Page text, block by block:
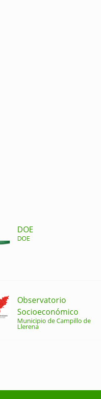
DOE
DOE
Observatorio
Socioeconómico
Municipio de Campillo de
Llerena